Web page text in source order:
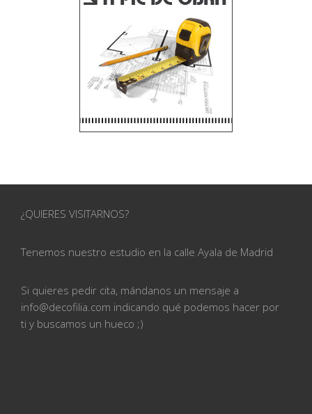
¿QUIERES VISITARNOS?
Tenemos nuestro estudio en la calle Ayala de Madrid
Si quieres pedir cita, mándanos un mensaje a
info@decofilia.com indicando qué podemos hacer por
ti y buscamos un hueco ;)